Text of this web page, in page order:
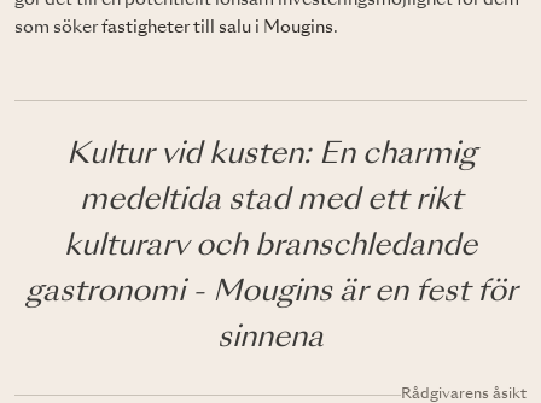
som sökerfastigheter till salu i Mougins.
Kultur vid kusten: En charmig
medeltida stad med ett rikt
kulturarv och branschledande
gastronomi - Mougins är en fest för
sinnena
Rådgivarens åsikt